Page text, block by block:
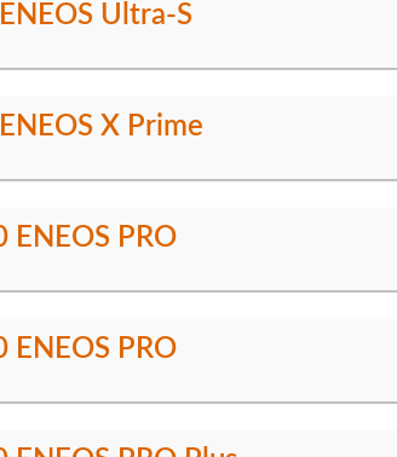
Ultra-S
X Prime
ENEOS PRO
ENEOS PRO